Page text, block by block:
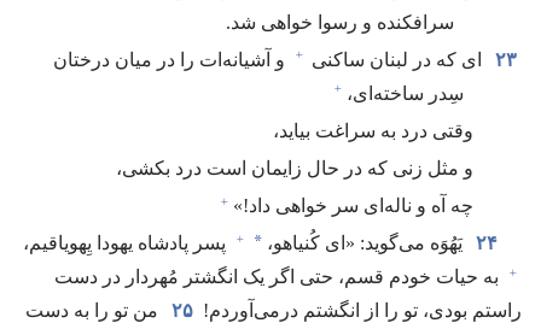
سرافکنده و رسوا خواهی شد.‏
۲۳
ای که در لبنان ساکنی +
و آشیانه‌ات را در میان درختان
سِدر ساخته‌ای،‏ +
وقتی درد به سراغت بیاید،‏
و مثل زنی که در حال زایمان است درد بکشی،‏
چه آه و ناله‌ای سر خواهی داد!‏»‏ +
۲۴ یَهُوَه می‌گوید:‏ «ای کُنیاهو،‏ *
+ پسر پادشاه یهودا یِهویاقیم،‏
+
به حیات خودم قسم،‏ حتی اگر یک انگشتر مُهردار در دست
راستم بودی،‏ تو را از انگشتم درمی‌آوردم!‏ ۲۵
من تو را به دست